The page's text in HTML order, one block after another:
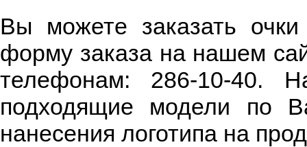
Вы можете заказать
форму заказа на нашем
телефонам: 286-10-40.
подходящие модели по
нанесения логотипа на